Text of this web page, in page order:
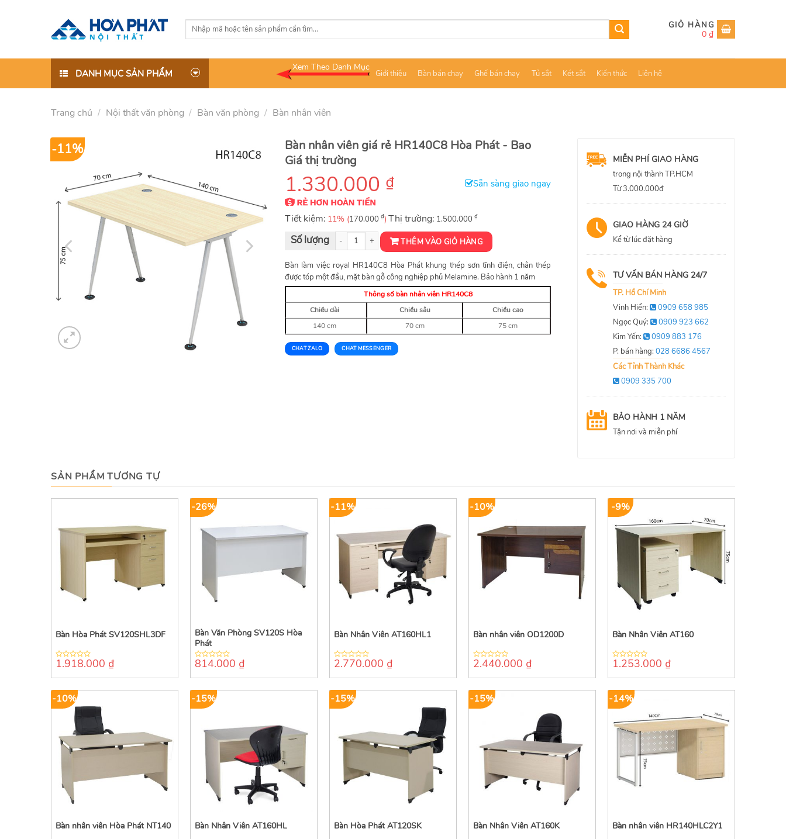
Tìm
0 ₫
DANH MỤC SẢN PHẨM
Xem Theo Danh Mục
Giới thiệu Bàn bán chạy Ghế bán chạy Tủ sắt Két sắt Kiến thức Liên hệ
Trang chủ / Nội thất văn phòng / Bàn văn phòng / Bàn nhân viên
-11%
Bàn nhân viên giá rẻ HR140C8 Hòa Phát - Bao
Giá thị trường
1.330.000 ₫ Sẵn sàng giao ngay
Tiết kiệm: 11% (170.000 ₫) Thị trường: 1.500.000 ₫
Bàn nhân viên Royal HR140C8 số lượngTHÊM VÀO GIỎ HÀNG
Bàn làm việc royal HR140C8 Hòa Phát khung thép sơn tĩnh điện, chân thép
được tóp một đầu, mặt bàn gỗ công nghiệp phủ Melamine. Bảo hành 1 năm
Thông số bàn nhân viên HR140C8
Chiều dài
Chiều sâu
Chiều cao
140 cm
70 cm 75 cm
CHAT ZALO CHAT MESSENGER
MIỄN PHÍ GIAO HÀNG
trong nội thành TP.HCM
Từ 3.000.000đ
GIAO HÀNG 24 GIỜ
Kể từ lúc đặt hàng
TƯ VẤN BÁN HÀNG 24/7
TP. Hồ Chí Minh
Vinh Hiển:
0909 658 985
Ngọc Quý:
0909 923 662
Kim Yến:
0909 883 176
P. bán hàng: 028 6686 4567
Các Tỉnh Thành Khác
0909 335 700
BẢO HÀNH 1 NĂM
Tận nơi và miễn phí
SẢN PHẨM TƯƠNG TỰ
Bàn Hòa Phát SV120SHL3DF
0
of
1.918.000 ₫
-26%
Bàn Văn Phòng SV120S Hòa
Phát
0
of
814.000 ₫
-11%
Bàn Nhân Viên AT160HL1
0
of
2.770.000 ₫
-10%
Bàn nhân viên OD1200D
0
of
2.440.000 ₫
-9%
Bàn Nhân Viên AT160
0
of
1.253.000 ₫
-10%
Bàn nhân viên Hòa Phát NT140
-15%
Bàn Nhân Viên AT160HL
-15%
Bàn Hòa Phát AT120SK
-15%
Bàn Nhân Viên AT160K
-14%
Bàn nhân viên HR140HLC2Y1